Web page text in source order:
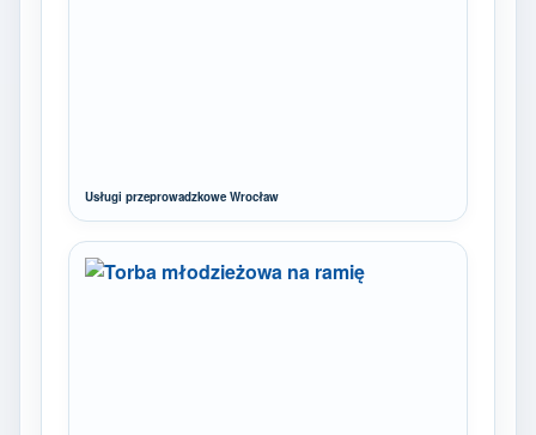
Usługi przeprowadzkowe Wrocław